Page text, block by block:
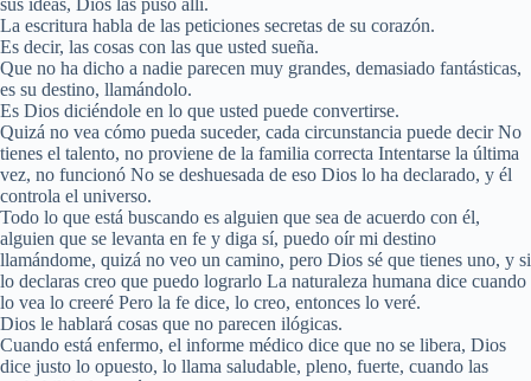
La escritura habla de las peticiones secretas de su corazón.
Es decir, las cosas con las que usted sueña.
Que no ha dicho a nadie parecen muy grandes, demasiado fantásticas,
es su destino, llamándolo.
Es Dios diciéndole en lo que usted puede convertirse.
Quizá no vea cómo pueda suceder, cada circunstancia puede decir No
tienes el talento, no proviene de la familia correcta Intentarse la última
vez, no funcionó No se deshuesada de eso Dios lo ha declarado, y él
controla el universo.
Todo lo que está buscando es alguien que sea de acuerdo con él,
alguien que se levanta en fe y diga sí, puedo oír mi destino
llamándome, quizá no veo un camino, pero Dios sé que tienes uno, y si
lo declaras creo que puedo lograrlo La naturaleza humana dice cuando
lo vea lo creeré Pero la fe dice, lo creo, entonces lo veré.
Dios le hablará cosas que no parecen ilógicas.
Cuando está enfermo, el informe médico dice que no se libera, Dios
dice justo lo opuesto, lo llama saludable, pleno, fuerte, cuando las